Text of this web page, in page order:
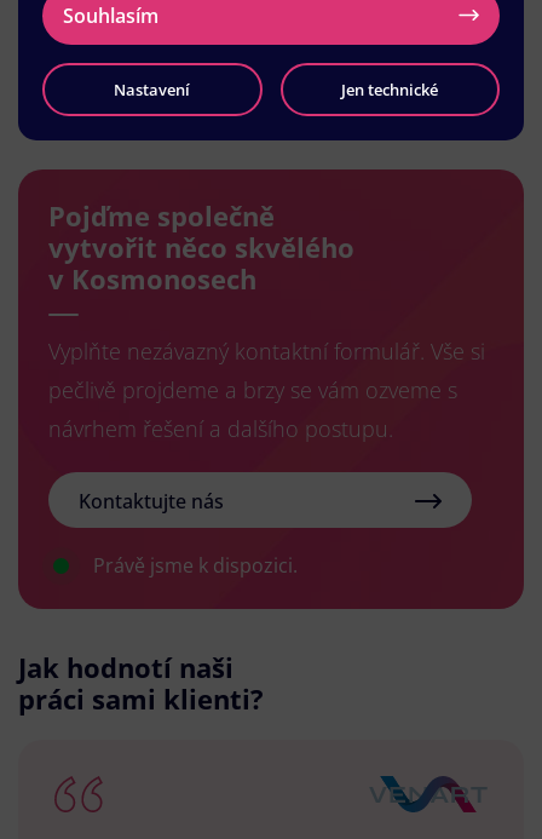
Načíst další
Pojďme společně
vytvořit něco skvělého
v Kosmonosech
Vyplňte nezávazný kontaktní formulář. Vše si
pečlivě projdeme a brzy se vám ozveme s
návrhem řešení a dalšího postupu.
Kontaktujte nás
Právě jsme k dispozici.
Jak hodnotí naši
práci sami klienti?
Souhlasím
Nastavení Jen technické